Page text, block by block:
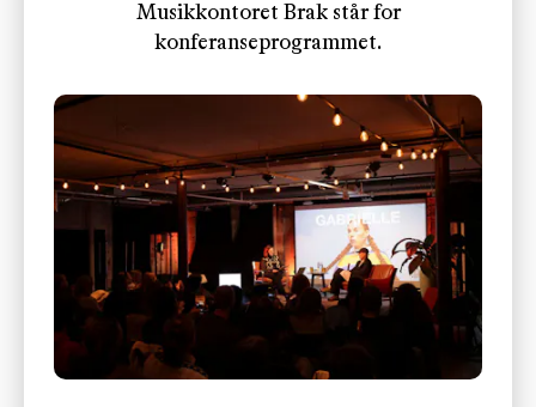
Musikkontoret Brak står for
konferanseprogrammet.